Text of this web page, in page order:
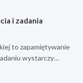
i zadania
to zapamiętywanie
wystarczy…